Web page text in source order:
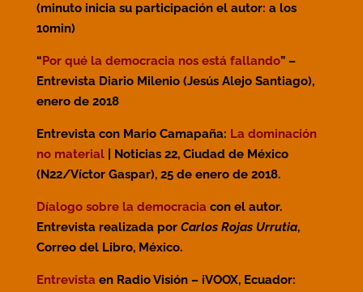
(minuto inicia su participación el autor: a los
10min)
“Por qué la democracia nos está fallando” –
Entrevista Diario Milenio (Jesús Alejo Santiago),
enero de 2018
Entrevista con Mario Camapaña: La dominación
no material
| Noticias 22, Ciudad de México
(N22/Víctor Gaspar), 25 de enero de 2018.
Díalogo sobre la democracia con el autor.
Entrevista realizada por Carlos Rojas Urrutia,
Correo del Libro, México.
Entrevista en Radio Visión – iVOOX, Ecuador: